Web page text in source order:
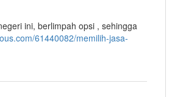
ini, berlimpah opsi , sehingga
61440082/memilih-jasa-